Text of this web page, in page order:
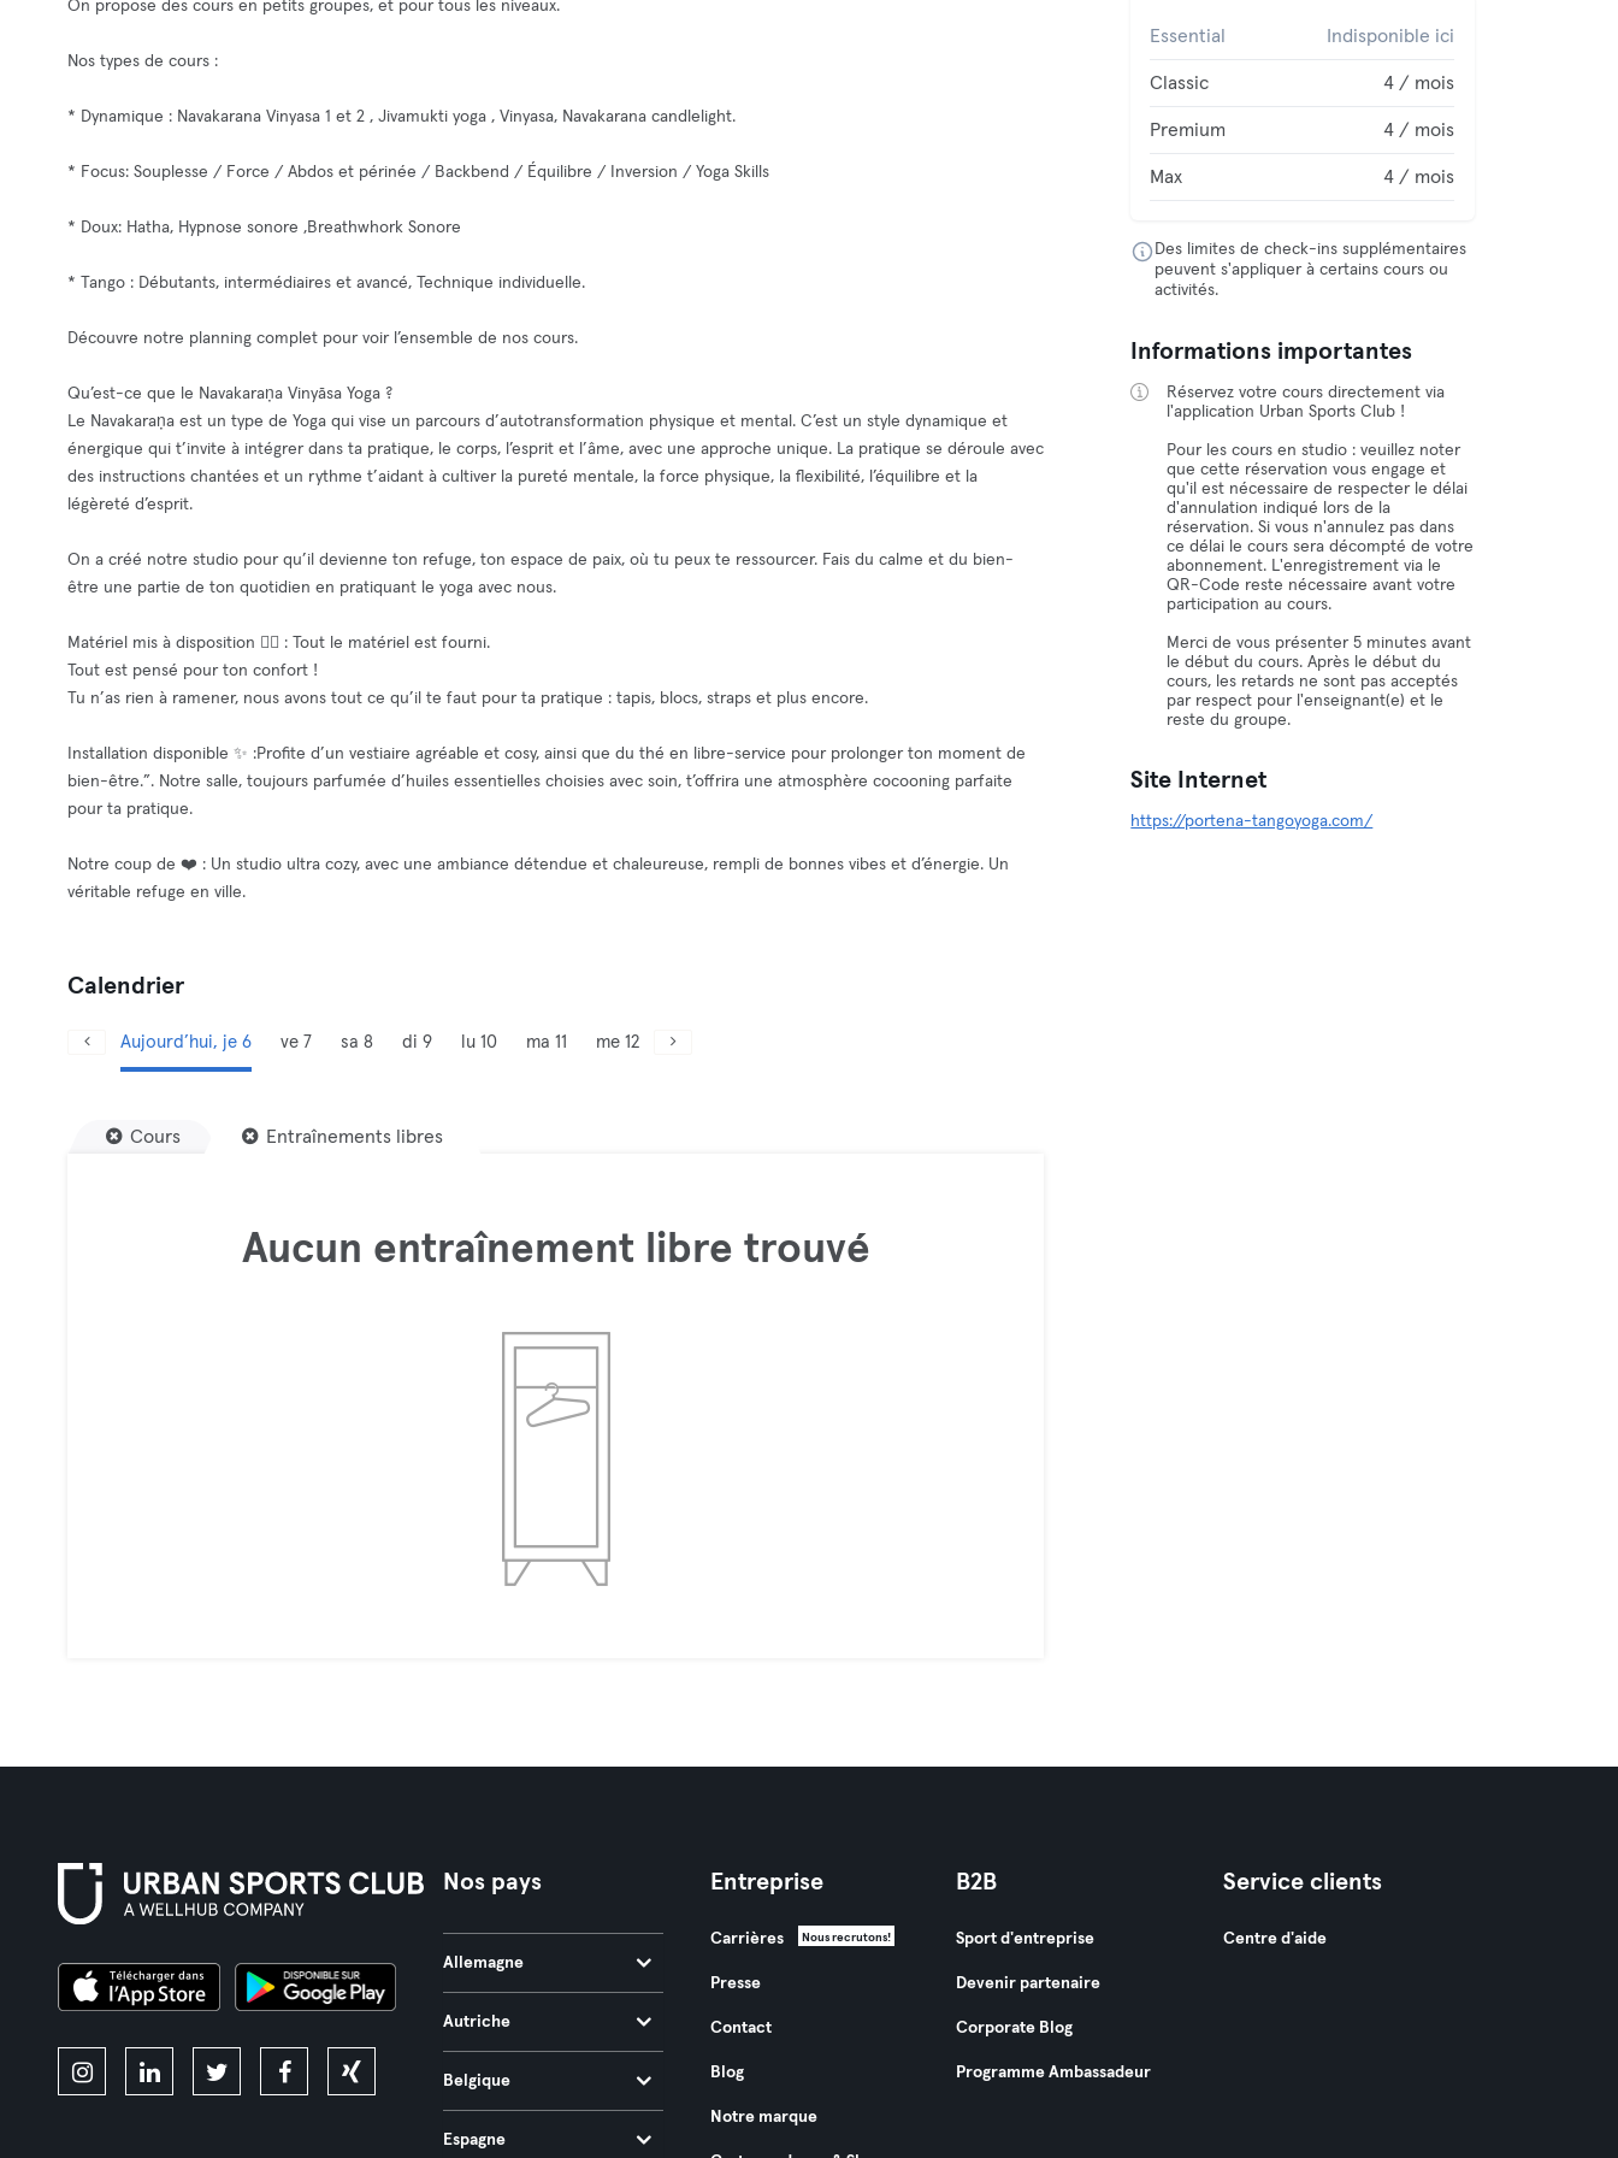
On propose des cours en petits groupes, et pour tous les niveaux.
Nos types de cours :
* Dynamique : Navakarana Vinyasa 1 et 2 , Jivamukti yoga , Vinyasa, Navakarana candlelight.
* Focus: Souplesse / Force / Abdos et périnée / Backbend / Équilibre / Inversion / Yoga Skills
* Doux: Hatha, Hypnose sonore ,Breathwhork Sonore
* Tango : Débutants, intermédiaires et avancé, Technique individuelle.
Découvre notre planning complet pour voir l’ensemble de nos cours.
Qu’est-ce que le Navakaraṇa Vinyāsa Yoga ?
Le Navakaraṇa est un type de Yoga qui vise un parcours d’autotransformation physique et mental. C’est un style dynamique et
énergique qui t’invite à intégrer dans ta pratique, le corps, l’esprit et l’âme, avec une approche unique. La pratique se déroule avec
des instructions chantées et un rythme t’aidant à cultiver la pureté mentale, la force physique, la flexibilité, l’équilibre et la
légèreté d’esprit.
On a créé notre studio pour qu’il devienne ton refuge, ton espace de paix, où tu peux te ressourcer. Fais du calme et du bien-
être une partie de ton quotidien en pratiquant le yoga avec nous.
Matériel mis à disposition 🧘‍♂️ : Tout le matériel est fourni.
Tout est pensé pour ton confort !
Tu n’as rien à ramener, nous avons tout ce qu’il te faut pour ta pratique : tapis, blocs, straps et plus encore.
Installation disponible ✨ :Profite d’un vestiaire agréable et cosy, ainsi que du thé en libre-service pour prolonger ton moment de
bien-être.”. Notre salle, toujours parfumée d’huiles essentielles choisies avec soin, t’offrira une atmosphère cocooning parfaite
pour ta pratique.
Notre coup de ❤️ : Un studio ultra cozy, avec une ambiance détendue et chaleureuse, rempli de bonnes vibes et d’énergie. Un
véritable refuge en ville.
Calendrier
Aujourd’hui, je 6 ve 7 sa 8 di 9 lu 10 ma 11 me 12
Cours Entraînements libres
Aucun entraînement libre trouvé
Essential Indisponible ici
Classic 4 / mois
Premium 4 / mois
Max 4 / mois
Des limites de check-ins supplémentaires
peuvent s'appliquer à certains cours ou
activités.
Informations importantes
Réservez votre cours directement via
l'application Urban Sports Club !
Pour les cours en studio : veuillez noter
que cette réservation vous engage et
qu'il est nécessaire de respecter le délai
d'annulation indiqué lors de la
réservation. Si vous n'annulez pas dans
ce délai le cours sera décompté de votre
abonnement. L'enregistrement via le
QR-Code reste nécessaire avant votre
participation au cours.
Merci de vous présenter 5 minutes avant
le début du cours. Après le début du
cours, les retards ne sont pas acceptés
par respect pour l'enseignant(e) et le
reste du groupe.
Site Internet
https://portena-tangoyoga.com/
Nos pays
Allemagne
Autriche
Belgique
Espagne
Entreprise
Carrières Nous recrutons!
Presse
Contact
Blog
Notre marque
B2B
Sport d'entreprise
Devenir partenaire
Corporate Blog
Programme Ambassadeur
Service clients
Centre d'aide